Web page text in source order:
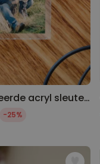
Gepersonaliseerde acryl sleutelhanger met foto en tekst
-25%